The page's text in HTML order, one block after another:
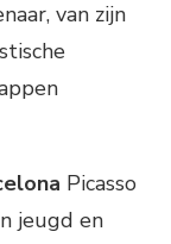
van zijn
Picasso
jeugd en